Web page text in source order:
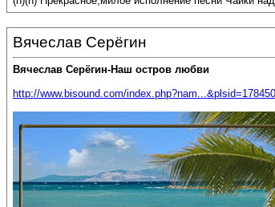
Вячеслав Серёгин
Вячеслав Серёгин-Наш остров любви
http://www.bisound.com/